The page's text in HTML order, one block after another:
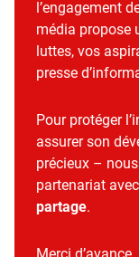
l’engagement
média propose
luttes, vos
presse
Pour protéger
assurer son
précieux –
partenariat avec
partage.